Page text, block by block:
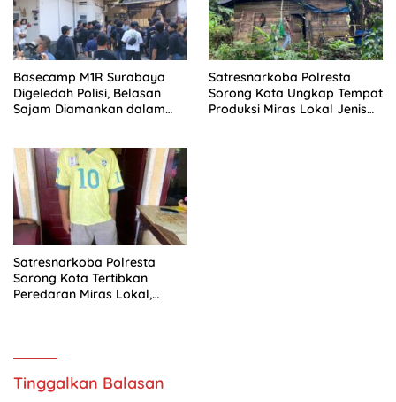
Basecamp M1R Surabaya
Digeledah Polisi, Belasan
Sajam Diamankan dalam
Satresnarkoba Polresta
Sorong Kota Ungkap Tempat
Produksi Miras Lokal Jenis
Satresnarkoba Polresta
Sorong Kota Tertibkan
Peredaran Miras Lokal,
Tinggalkan Balasan